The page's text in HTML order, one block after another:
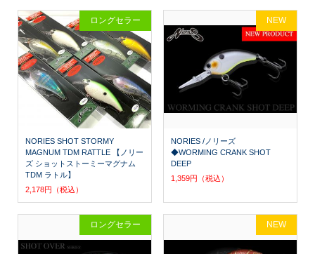
NORIES SHOT STORMY
MAGNUM TDM RATTLE 【ノリー
ズ ショットストーミーマグナム
TDM ラトル】
2,178円（税込）
ロングセラー
NORIES /ノリーズ
◆WORMING CRANK SHOT
DEEP
1,359円（税込）
NEW
ロングセラー NEW